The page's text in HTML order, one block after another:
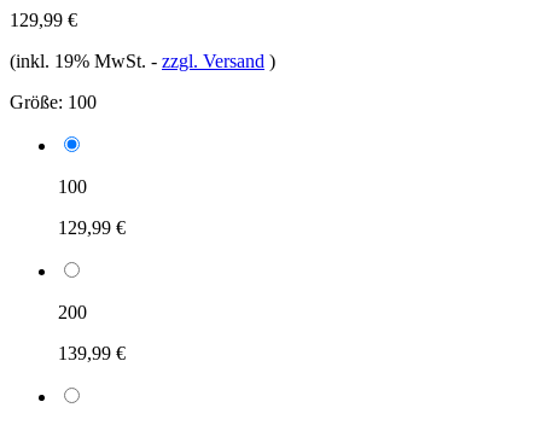
129,99 €
(inkl. 19% MwSt. - zzgl. Versand )
Größe: 100
100
129,99 €
200
139,99 €